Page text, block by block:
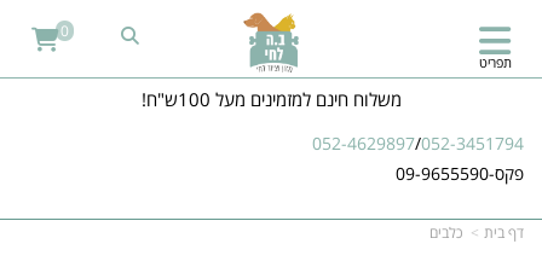
משלוח חינם למזמינים מעל 100ש"ח!
052-4629897/052-3451794
פקס-09-9655590
תפריט
0
דף בית כלבים